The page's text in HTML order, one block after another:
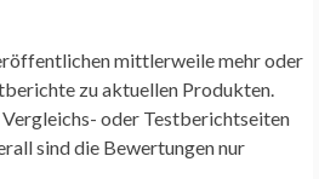
mittlerweile mehr oder
zu aktuellen Produkten.
oder Testberichtseiten
sind die Bewertungen nur